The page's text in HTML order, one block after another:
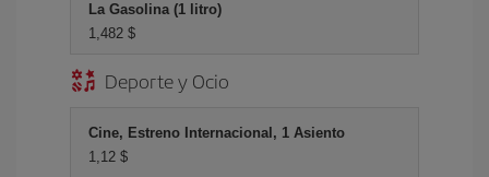
La Gasolina (1 litro)
1,482 $
Deporte y Ocio
Cine, Estreno Internacional, 1 Asiento
1,12 $